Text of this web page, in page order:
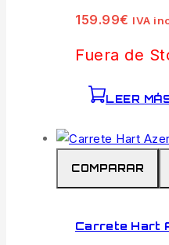
159.99€ IVA
Fuera de
LEER
COMPARAR
Carrete Hart